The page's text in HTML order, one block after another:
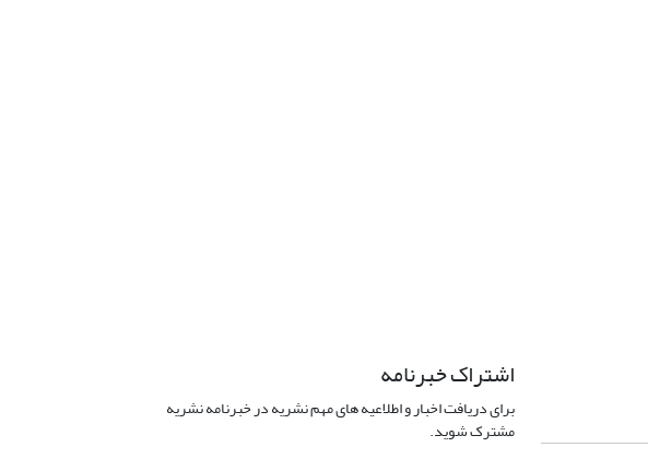
اشتراک خبرنامه
برای دریافت اخبار و اطلاعیه های مهم نشریه در خبرنامه نشریه
مشترک شوید.